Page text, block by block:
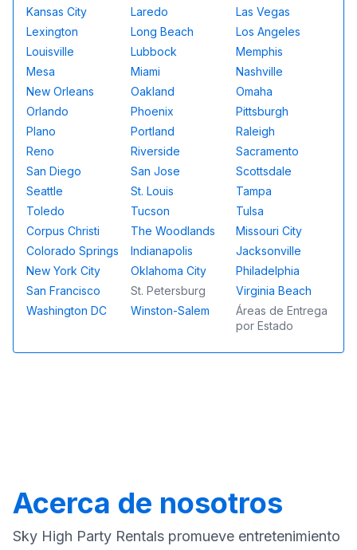
Kansas City
Laredo
Las Vegas
Lexington
Long Beach
Los Angeles
Louisville
Lubbock
Memphis
Mesa
Miami
Nashville
New Orleans
Oakland
Omaha
Orlando
Phoenix
Pittsburgh
Plano
Portland
Raleigh
Reno
Riverside
Sacramento
San Diego
San Jose
Scottsdale
Seattle
St. Louis
Tampa
Toledo
Tucson
Tulsa
Corpus Christi
The Woodlands
Missouri City
Colorado Springs
Indianapolis
Jacksonville
New York City
Oklahoma City
Philadelphia
San Francisco
St. Petersburg
Virginia Beach
Washington DC
Winston-Salem
Áreas de Entrega
por Estado
Acerca de nosotros
Sky High Party Rentals promueve entretenimiento